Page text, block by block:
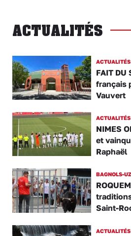
ACTUALITÉS
ACTUALITÉS
FAIT DU
français
Vauvert
ACTUALITÉS
NIMES
et
Raphaël
BAGNOLS-
Saint-
ACTUALITÉS